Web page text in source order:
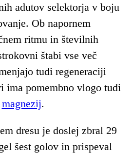
adutov selektorja v boju
Ob napornem
ritmu in številnih
štabi vse več
tudi regeneraciji
ima pomembno vlogo tudi
magnezij.
dresu je doslej zbral 29
šest golov in prispeval